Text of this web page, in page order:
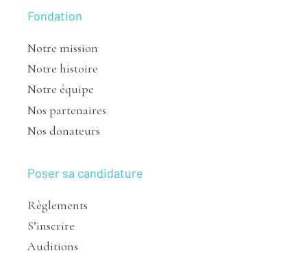
Fondation
Notre mission
Notre histoire
Notre équipe
Nos partenaires
Nos donateurs
Poser sa candidature
Règlements
S’inscrire
Auditions